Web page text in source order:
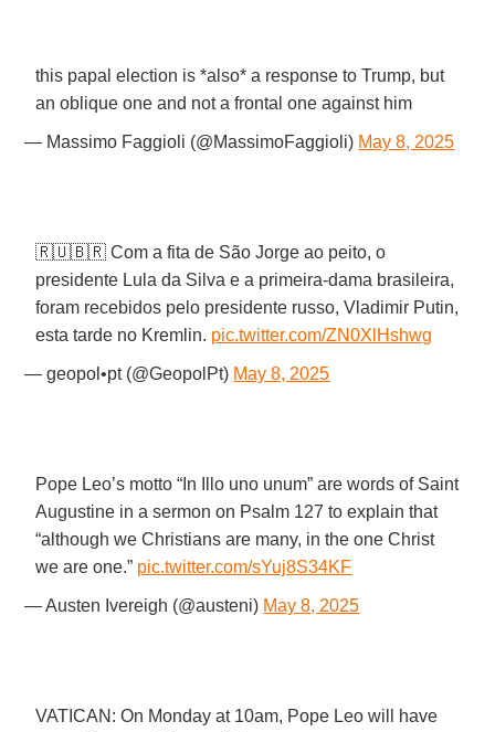
this papal election is *also* a response to Trump, but
an oblique one and not a frontal one against him
— Massimo Faggioli (@MassimoFaggioli) May 8, 2025
🇷🇺🇧🇷 Com a fita de São Jorge ao peito, o
presidente Lula da Silva e a primeira-dama brasileira,
foram recebidos pelo presidente russo, Vladimir Putin,
esta tarde no Kremlin. pic.twitter.com/ZN0XlHshwg
— geopol•pt (@GeopolPt) May 8, 2025
Pope Leo’s motto “In Illo uno unum” are words of Saint
Augustine in a sermon on Psalm 127 to explain that
“although we Christians are many, in the one Christ
we are one.” pic.twitter.com/sYuj8S34KF
— Austen Ivereigh (@austeni) May 8, 2025
VATICAN: On Monday at 10am, Pope Leo will have